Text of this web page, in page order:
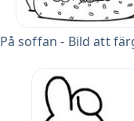
På soffan - Bild att